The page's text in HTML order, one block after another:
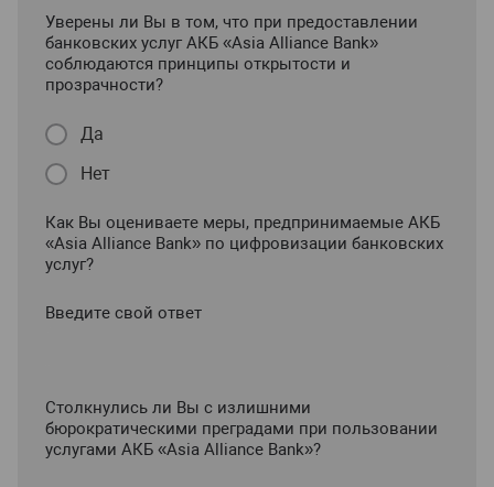
Уверены ли Вы в том, что при предоставлении
банковских услуг АКБ «Asia Alliance Bank»
соблюдаются принципы открытости и
прозрачности?
Да
Нет
Как Вы оцениваете меры, предпринимаемые АКБ
«Asia Alliance Bank» по цифровизации банковских
услуг?
Введите свой ответ
Столкнулись ли Вы с излишними
бюрократическими преградами при пользовании
услугами АКБ «Asia Alliance Bank»?